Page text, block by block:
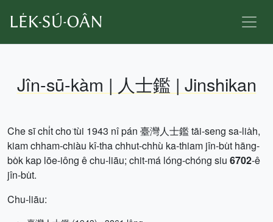
Jîn-sū-kàm | 人士鑑 | Jinshikan
Che sī chi̍t cho͘ tùi 1943 nî pán 臺灣人士鑑 tāi-seng sa-lia̍h,
kiam chham-chiàu kî-tha chhut-chhù ka-thiam jîn-bu̍t hāng-
bo̍k kap lōe-iông ê chu-liāu; chit-má lóng-chóng siu 6702-ê
jîn-bu̍t.
Chu-liāu: